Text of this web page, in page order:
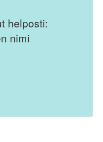
helposti:
nimi